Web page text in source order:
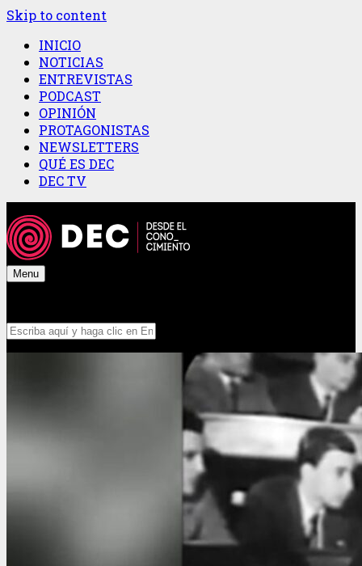
Skip to content
INICIO
NOTICIAS
ENTREVISTAS
PODCAST
OPINIÓN
PROTAGONISTAS
NEWSLETTERS
QUÉ ES DEC
DEC TV
Menu